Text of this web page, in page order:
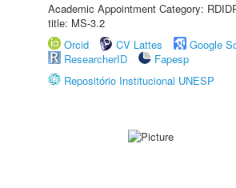
Academic Appointment Category:
title: MS-3.2
Orcid
CV Lattes
Google
ResearcherID
Fapesp
Repositório Institucional UNESP